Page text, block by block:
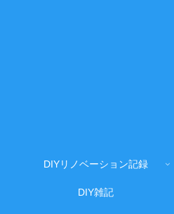
DIYリノベーション記録
DIY雑記